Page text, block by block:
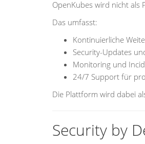
OpenKubes wird nicht als
Das umfasst:
Kontinuierliche
Security-Updates
Monitoring und
24/7 Support für
Die Plattform wird dabei
Security by